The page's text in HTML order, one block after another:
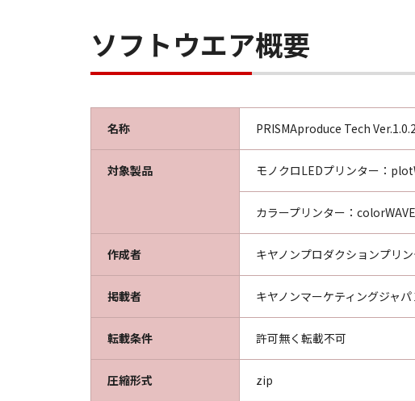
とします。
甲または甲の販売代理店若しくは小売店が
有効とします。
第6条（契約期間）
本契約は、乙が本ソフトウエア製品をインス
甲は、乙が本契約のいずれかの条項に違反し
乙は甲より契約解約の通知を受けた場合、
に文書で通知して下さい。
第7条（一般条項）
本契約書は甲と乙とが同意し署名捺印した覚
本契約書の一部が法律に適合しなかった場
のとします。
キヤノンプロダクションプリンティングシス
ソフトウエア概要
名称 PRISMAproduce Tech Ver.1.0.2
対象製品 モノクロLEDプリンター：
カラープリンター：
作成者 キヤノンプロダクションプリ
掲載者 キヤノンマーケティングジャ
転載条件 許可無く転載不可
圧縮形式 zip